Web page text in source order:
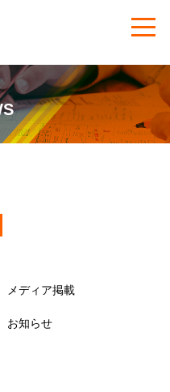
メディア掲載
お知らせ